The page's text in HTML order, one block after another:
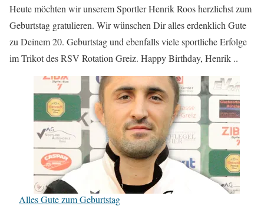
Heute möchten wir unserem Sportler Henrik Roos herzlichst zum
Geburtstag gratulieren. Wir wünschen Dir alles erdenklich Gute
zu Deinem 20. Geburtstag und ebenfalls viele sportliche Erfolge
im Trikot des RSV Rotation Greiz. Happy Birthday, Henrik ..
Alles Gute zum Geburtstag